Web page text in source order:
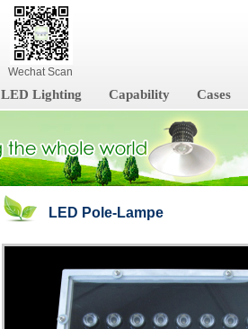
Wechat Scan
LED Lighting Capability Cases
LED Pole-Lampe